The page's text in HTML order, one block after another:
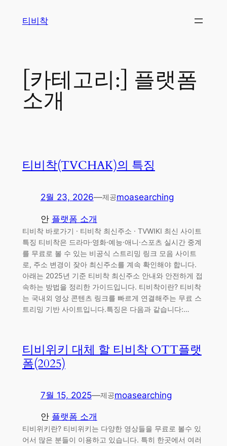
티비착
[카테고리:] 플랫폼
소개
티비착(TVCHAK)의 특징
2월 23, 2026—제공moasearching
안 플랫폼 소개
티비착 바로가기 · 티비착 최신주소 · TVWIKI 최신 사이트
특징 티비착은 드라마·영화·예능·애니·스포츠 실시간 중계
를 무료로 볼 수 있는 비공식 스트리밍 링크 모음 사이트
로, 주소 변경이 잦아 최신주소를 계속 확인해야 합니다.
아래는 2025년 기준 티비착 최신주소 안내와 안전하게 접
속하는 방법을 정리한 가이드입니다. 티비착이란? 티비착
는 국내외 영상 콘텐츠 링크를 빠르게 연결해주는 무료 스
트리밍 기반 사이트입니다.특징은 다음과 같습니다:…
티비위키 대체 할 티비착 OTT플랫
폼(2025)
7월 15, 2025—제공moasearching
안 플랫폼 소개
티비위키란? 티비위키는 다양한 영상들을 무료로 볼수 있
어서 많은 분들이 이용하고 있습니다. 특히 한곳에서 여러